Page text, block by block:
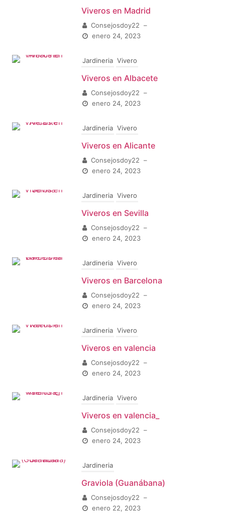
Viveros en Madrid
Consejosdoy22 –
enero 24, 2023
Jardineria Vivero
Viveros en Albacete
Consejosdoy22 –
enero 24, 2023
Jardineria Vivero
Viveros en Alicante
Consejosdoy22 –
enero 24, 2023
Jardineria Vivero
Viveros en Sevilla
Consejosdoy22 –
enero 24, 2023
Jardineria Vivero
Viveros en Barcelona
Consejosdoy22 –
enero 24, 2023
Jardineria Vivero
Viveros en valencia
Consejosdoy22 –
enero 24, 2023
Jardineria Vivero
Viveros en valencia_
Consejosdoy22 –
enero 24, 2023
Jardineria
Graviola (Guanábana)
Consejosdoy22 –
enero 22, 2023